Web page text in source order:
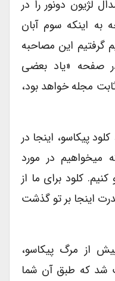
دونور را در
اینکه سوم آبان
گرفتیم این مصاحبه
صفحه «یاد بعضی
مجله خواهد بود،
پیکاسو، اینجا در
در مورد
کلود برای ما از
اینجا بر تو گذشت
از مرگ پیکاسو،
شد که طبق آن شما